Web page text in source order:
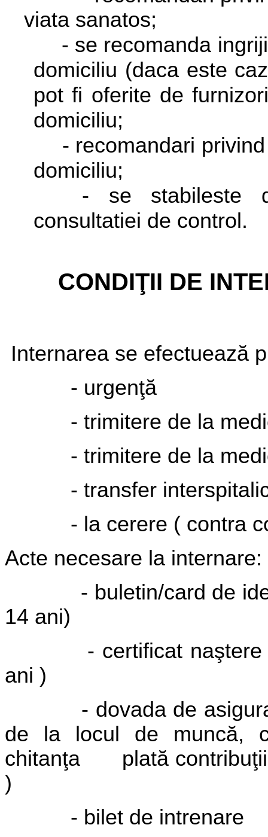
viata sanatos;
- se recomanda
domiciliu (daca este
pot fi oferite de
domiciliu;
- recomandari
domiciliu;
- se stabileste
consultatiei de control.
CONDIŢII DE
Internarea se efectuează
- urgenţă
- trimitere de la
- trimitere de la
- transfer
- la cerere ( contra
Acte necesare la internare:
- buletin/card de
14 ani)
- certificat
ani )
- dovada de
de la locul de muncă,
chitanţa
plată
)
- bilet de intrenare